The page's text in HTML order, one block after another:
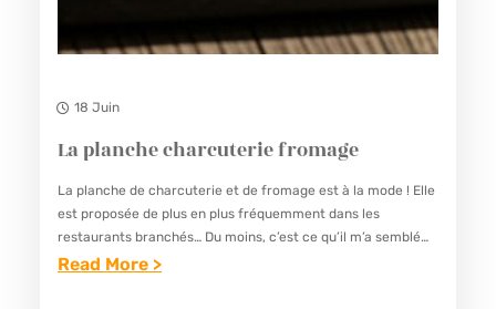
18 Juin
La planche charcuterie fromage
La planche de charcuterie et de fromage est à la mode ! Elle
est proposée de plus en plus fréquemment dans les
restaurants branchés… Du moins, c’est ce qu’il m’a semblé
constater ces derniers temps……
Read More >